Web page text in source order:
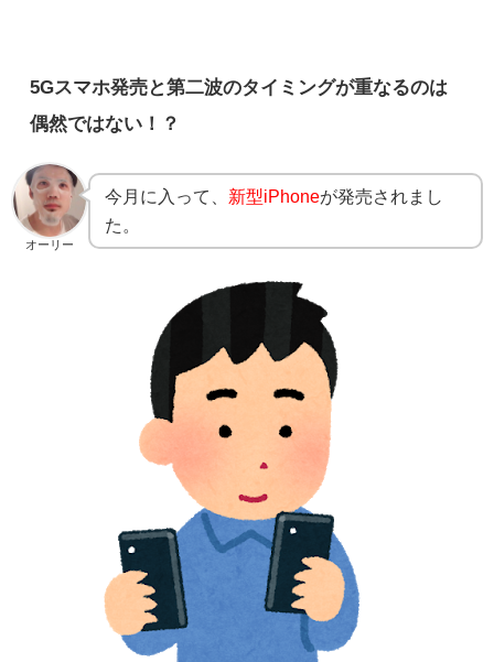
5Gスマホ発売と第二波のタイミングが重なるのは
偶然ではない！？
オーリー
今月に入って、 新型iPhoneが発売されまし
た。